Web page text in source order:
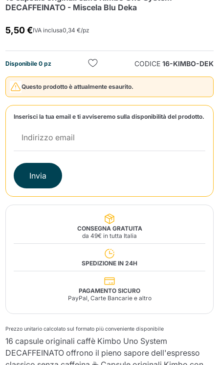
DECAFFEINATO - Miscela Blu Deka
5,50 €IVA inclusa0,34 €/pz
Disponibile 0 pz CODICE 16-KIMBO-DEK
Questo prodotto è attualmente esaurito.
Inserisci la tua email e ti avviseremo sulla disponibilità del prodotto.
Invia
CONSEGNA GRATUITA
da 49€ in tutta Italia
SPEDIZIONE IN 24H
PAGAMENTO SICURO
PayPal, Carte Bancarie e altro
Prezzo unitario calcolato sul formato più conveniente disponibile
16 capsule originali caffè Kimbo Uno System
DECAFFEINATO offrono il pieno sapore dell'espresso
Invia